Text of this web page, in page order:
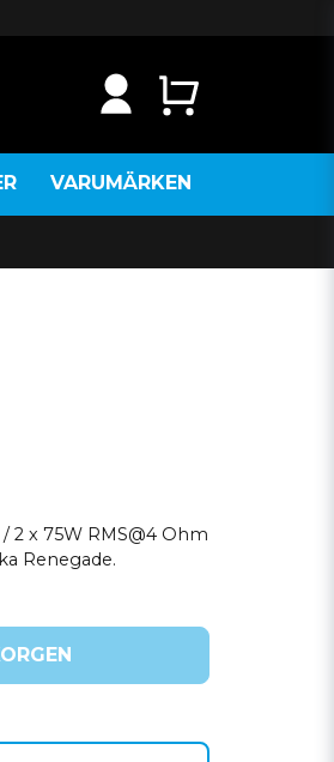
VARUMÄRKEN
2 x 75W RMS@4 Ohm
Renegade.